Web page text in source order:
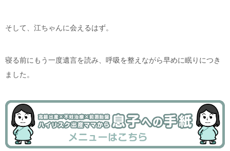
そして、江ちゃんに会えるはず。
寝る前にもう一度遺言を読み、呼吸を整えながら早めに眠りにつき
ました。